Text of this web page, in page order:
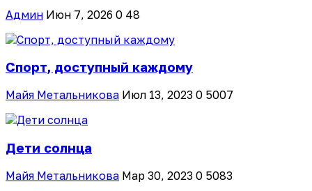
Админ Июн 7, 2026 0 48
Спорт, доступный каждому
Майя Метальникова Июл 13, 2023 0 5007
Дети солнца
Майя Метальникова Мар 30, 2023 0 5083